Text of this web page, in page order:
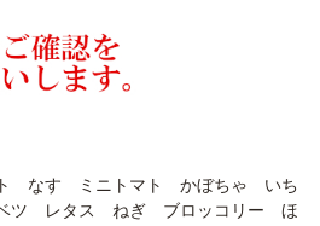
なす ミニトマト かぼちゃ いち
ツ レタス ねぎ ブロッコリー ほ